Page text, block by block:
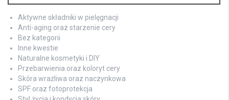
Aktywne składniki w pielęgnacji
Anti-aging oraz starzenie cery
Bez kategorii
Inne kwestie
Naturalne kosmetyki i DIY
Przebarwienia oraz koloryt cery
Skóra wrażliwa oraz naczynkowa
SPF oraz fotoprotekcja